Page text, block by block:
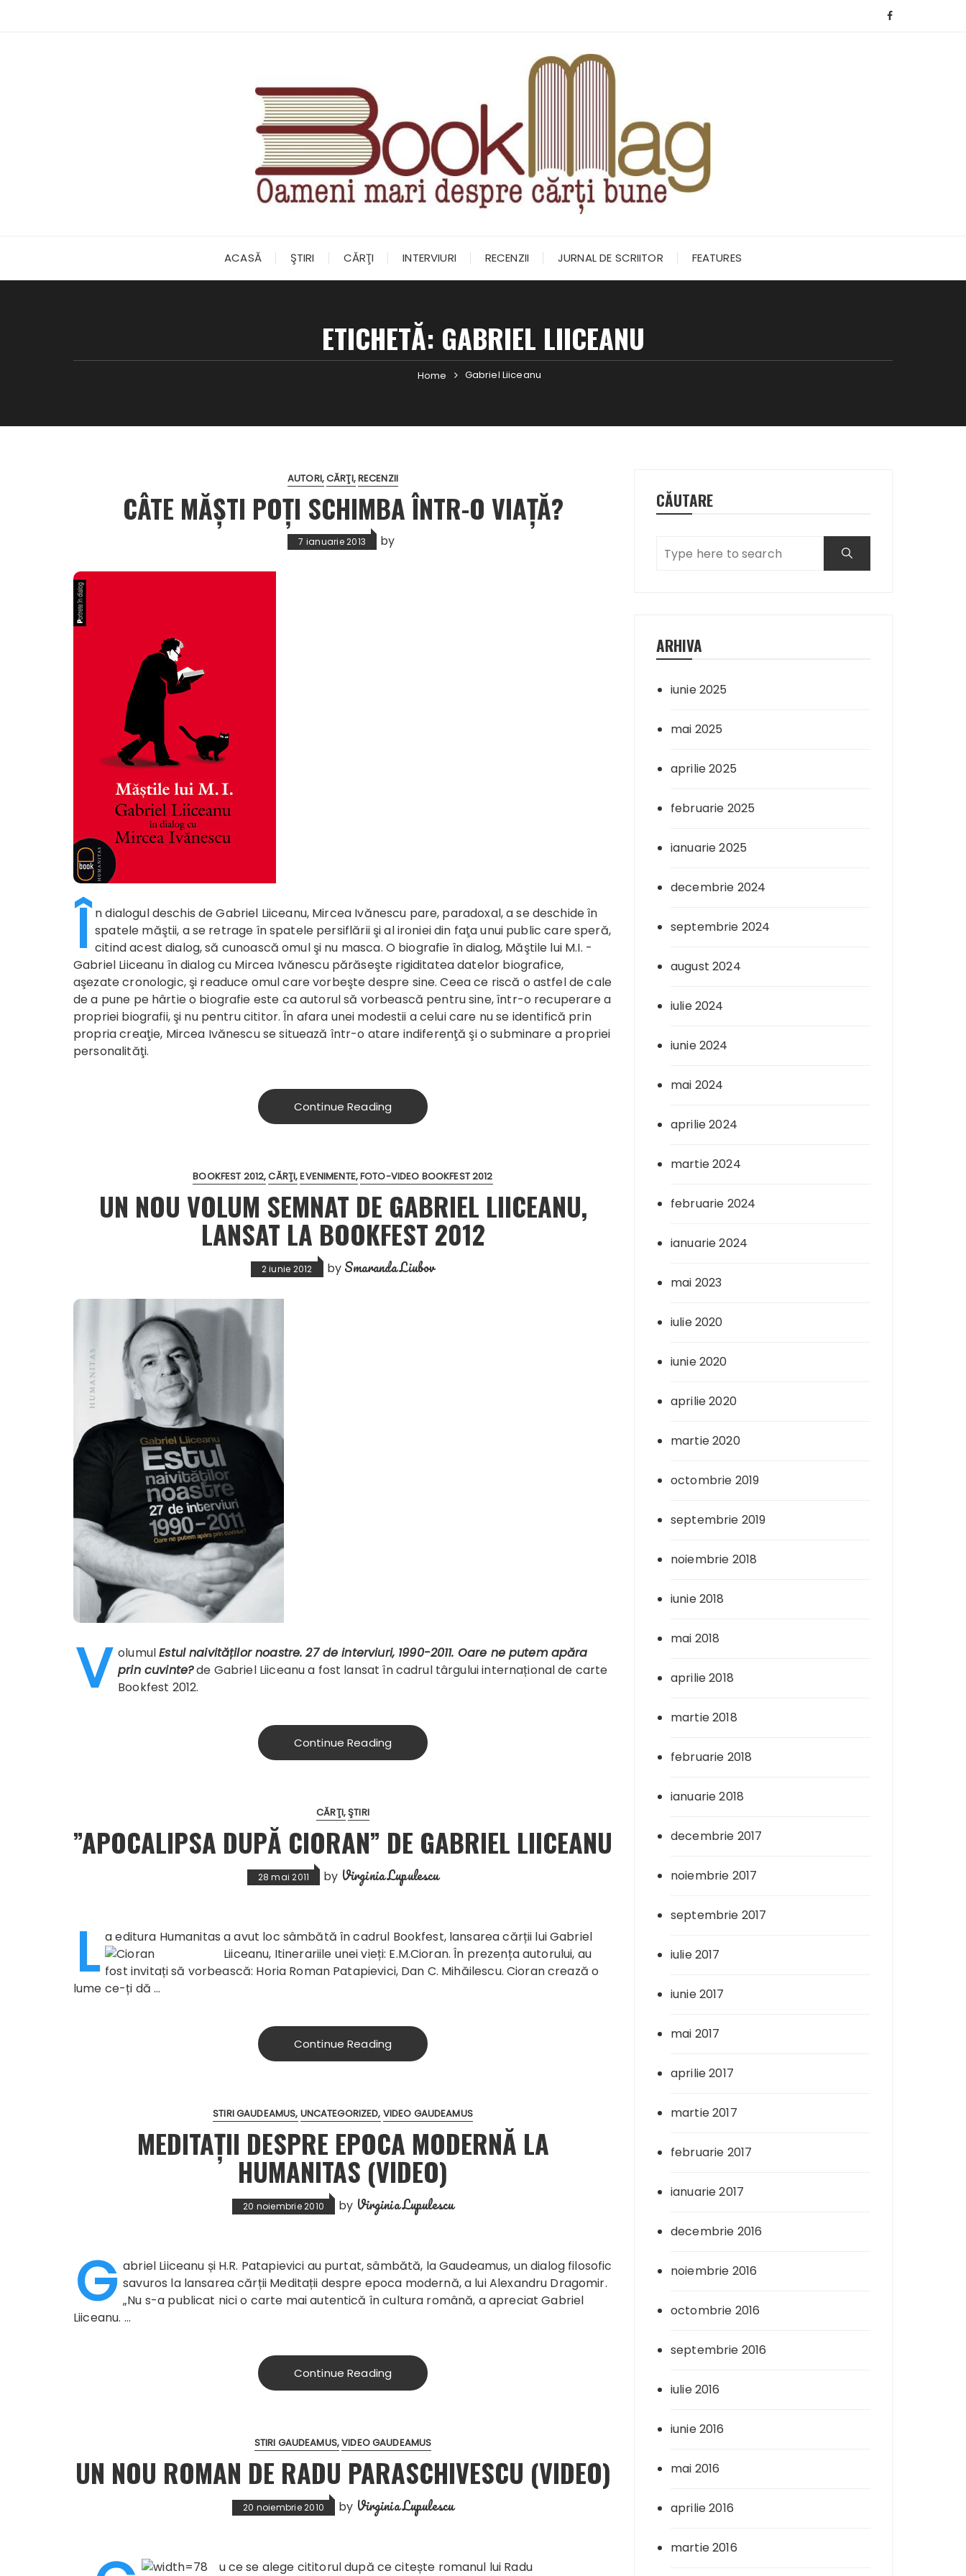
ACASĂ ŞTIRI CĂRŢI INTERVIURI RECENZII JURNAL DE SCRIITOR FEATURES
ETICHETĂ: GABRIEL LIICEANU
Home Gabriel Liiceanu
AUTORI CĂRŢI RECENZII
CÂTE MĂŞTI POŢI SCHIMBA ÎNTR-O VIAŢĂ?
7 ianuarie 2013 by
Î n dialogul deschis de Gabriel Liiceanu, Mircea Ivănescu pare, paradoxal, a se deschide în
spatele măştii, a se retrage în spatele persiflării şi al ironiei din faţa unui public care speră,
citind acest dialog, să cunoască omul şi nu masca. O biografie în dialog, Măştile lui M.I. -
Gabriel Liiceanu în dialog cu Mircea Ivănescu părăseşte rigiditatea datelor biografice,
aşezate cronologic, şi readuce omul care vorbeşte despre sine. Ceea ce riscă o astfel de cale
de a pune pe hârtie o biografie este ca autorul să vorbească pentru sine, într-o recuperare a
propriei biografii, şi nu pentru cititor. În afara unei modestii a celui care nu se identifică prin
propria creaţie, Mircea Ivănescu se situează într-o atare indiferenţă şi o subminare a propriei
personalităţi.
Continue Reading
BOOKFEST 2012 CĂRŢI EVENIMENTE FOTO-VIDEO BOOKFEST 2012
UN NOU VOLUM SEMNAT DE GABRIEL LIICEANU,
LANSAT LA BOOKFEST 2012
2 iunie 2012 by Smaranda Liubov
V olumulEstul naivităților noastre. 27 de interviuri, 1990-2011. Oare ne putem apăra
prin cuvinte?de Gabriel Liiceanu a fost lansat în cadrul târgului internațional de carte
Bookfest 2012.
Continue Reading
CĂRŢI ŞTIRI
”APOCALIPSA DUPĂ CIORAN” DE GABRIEL LIICEANU
28 mai 2011 by Virginia Lupulescu
L a editura Humanitas a avut loc sâmbătă în cadrul Bookfest, lansarea cărții lui Gabriel
Liiceanu, Itinerariile unei vieți: E.M.Cioran. În prezența autorului, au
fost invitați să vorbească: Horia Roman Patapievici, Dan C. Mihăilescu. Cioran crează o
lume ce-ți dă …
Continue Reading
STIRI GAUDEAMUS UNCATEGORIZED VIDEO GAUDEAMUS
MEDITAȚII DESPRE EPOCA MODERNĂ LA
HUMANITAS (VIDEO)
20 noiembrie 2010 by Virginia Lupulescu
G abriel Liiceanu și H.R. Patapievici au purtat, sâmbătă, la Gaudeamus, un dialog filosofic
savuros la lansarea cărții Meditații despre epoca modernă, a lui Alexandru Dragomir.
„Nu s-a publicat nici o carte mai autentică în cultura română, a apreciat Gabriel
Liiceanu. …
Continue Reading
STIRI GAUDEAMUS VIDEO GAUDEAMUS
UN NOU ROMAN DE RADU PARASCHIVESCU (VIDEO)
20 noiembrie 2010 by Virginia Lupulescu
u ce se alege cititorul după ce citește romanul lui Radu
CĂUTARE
ARHIVA
iunie 2025
mai 2025
aprilie 2025
februarie 2025
ianuarie 2025
decembrie 2024
septembrie 2024
august 2024
iulie 2024
iunie 2024
mai 2024
aprilie 2024
martie 2024
februarie 2024
ianuarie 2024
mai 2023
iulie 2020
iunie 2020
aprilie 2020
martie 2020
octombrie 2019
septembrie 2019
noiembrie 2018
iunie 2018
mai 2018
aprilie 2018
martie 2018
februarie 2018
ianuarie 2018
decembrie 2017
noiembrie 2017
septembrie 2017
iulie 2017
iunie 2017
mai 2017
aprilie 2017
martie 2017
februarie 2017
ianuarie 2017
decembrie 2016
noiembrie 2016
octombrie 2016
septembrie 2016
iulie 2016
iunie 2016
mai 2016
aprilie 2016
martie 2016